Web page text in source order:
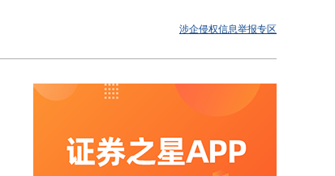
涉企侵权信息举报专区